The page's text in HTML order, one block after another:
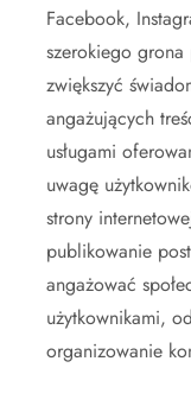
Facebook,
szerokiego
zwiększyć
angażujących
usługami
uwagę
strony
publikowanie
angażować
użytkownikami,
organizowanie